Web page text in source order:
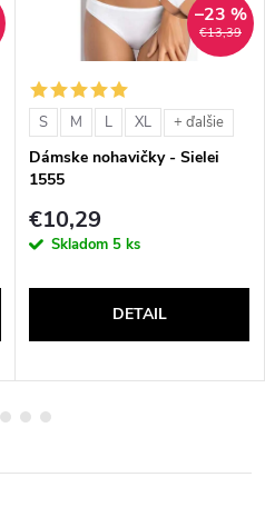
€13,39
–23 %
S M L XL + ďalšie
Dámske nohavičky - Sielei
1555
€10,29
Skladom 5 ks
DETAIL